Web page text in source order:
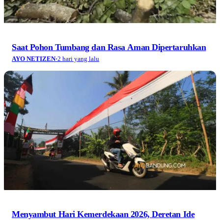
Saat Pohon Tumbang dan Rasa Aman Dipertaruhkan
AYO NETIZEN·2 hari yang lalu
Menyambut Hari Kemerdekaan 2026, Deretan Ide